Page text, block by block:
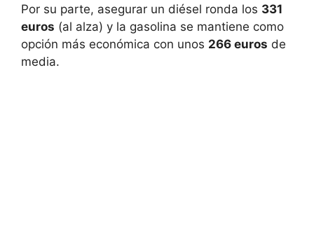
Por su parte, asegurar un diésel ronda los 331
euros (al alza) y la gasolina se mantiene como
opción más económica con unos 266 euros de
media.